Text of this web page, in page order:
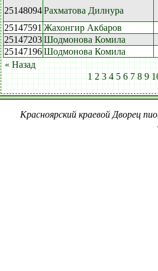
25148094Рахматова Дилнура
25147591 Жахонгир Акбаров
25147203Шодмонова Комила
25147196Шодмонова Комила
« Назад
1 2 3 4 5 6 7 8 9
Красноярский краевой Дворец